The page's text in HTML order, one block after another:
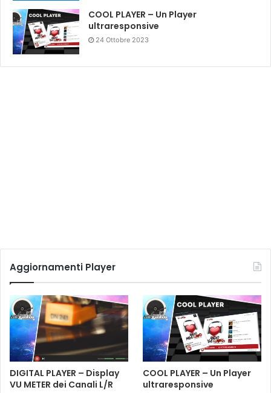
COOL PLAYER – Un Player
ultraresponsive
24 Ottobre 2023
Aggiornamenti Player
DIGITAL PLAYER – Display
VU METER dei Canali L/R
COOL PLAYER – Un Player
ultraresponsive